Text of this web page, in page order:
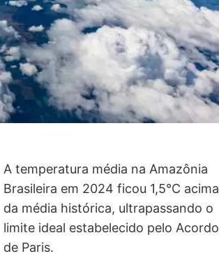
A temperatura média na Amazônia
Brasileira em 2024 ficou 1,5°C acima
da média histórica, ultrapassando o
limite ideal estabelecido pelo Acordo
de Paris.